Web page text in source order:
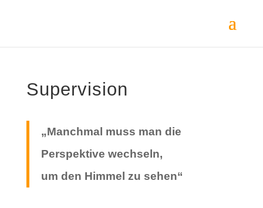
Supervision
„Manchmal muss man die
Perspektive wechseln,
um den Himmel zu sehen“